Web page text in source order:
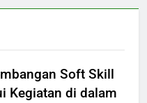
Soft Skill
Kegiatan di dalam